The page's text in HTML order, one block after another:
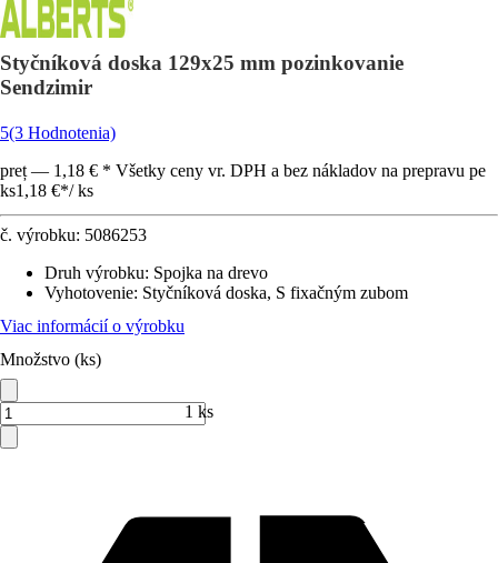
Styčníková doska 129x25 mm pozinkovanie
Sendzimir
5(3 Hodnotenia)
preț — 1,18 € * Všetky ceny vr. DPH a bez nákladov na prepravu pe
ks1,18 €*/ ks
č. výrobku: 5086253
Druh výrobku: Spojka na drevo
Vyhotovenie: Styčníková doska, S fixačným zubom
Viac informácií o výrobku
Množstvo (ks)
1 ks